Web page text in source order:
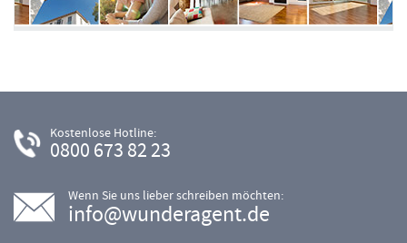
Kostenlose Hotline:
0800 673 82 23
Wenn Sie uns lieber schreiben möchten:
info@wunderagent.de